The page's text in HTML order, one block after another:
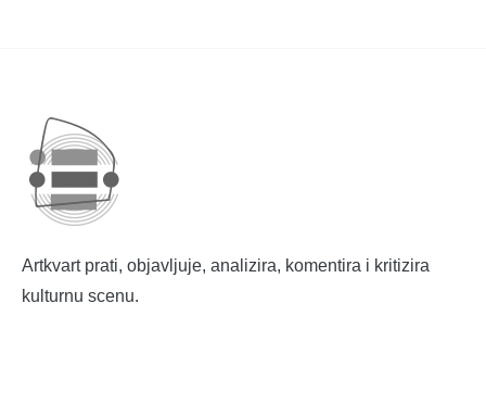
Artkvart prati, objavljuje, analizira, komentira i kritizira
kulturnu scenu.